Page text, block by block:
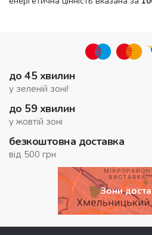
до 45 хвилин
у зеленій зоні!
до 59 хвилин
у жовтій зоні
безкоштовна доставка
від 500 грн
Зони